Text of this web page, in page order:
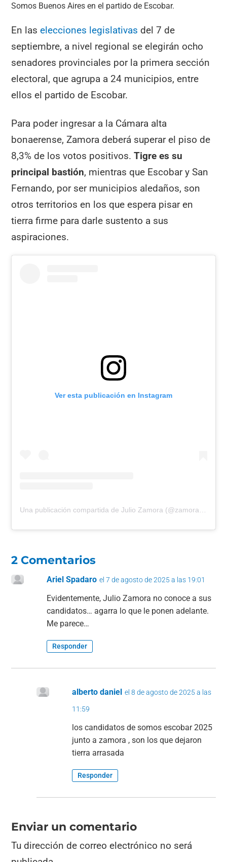
Somos Buenos Aires en el partido de Escobar.
En laselecciones legislativas del 7 de
septiembre, a nivel regional se elegirán ocho
senadores provinciales por la primera sección
electoral, que agrupa a 24 municipios, entre
ellos el partido de Escobar.
Para poder ingresar a la Cámara alta
bonaerense, Zamora deberá superar el piso de
8,3% de los votos positivos.Tigre es su
principal bastión, mientras que Escobar y San
Fernando, por ser municipios aledaños, son
otros territorios en los que espera pisar en
tierra firme para darle sustento a sus
aspiraciones.
Ver esta publicación en Instagram
Una publicación compartida de Julio Zamora (@zamora.julio)
2 Comentarios
Ariel Spadaro el 7 de agosto de 2025 a las 19:01
Evidentemente, Julio Zamora no conoce a sus
candidatos… agarra lo que le ponen adelante.
Me parece…
Responder
alberto daniel el 8 de agosto de 2025 a las
11:59
los candidatos de somos escobar 2025
junto a zamora , son los que dejaron
tierra arrasada
Responder
Enviar un comentario
Tu dirección de correo electrónico no será